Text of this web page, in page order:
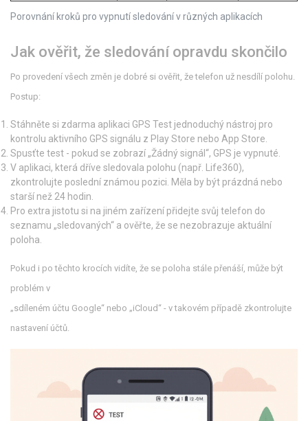
Porovnání kroků pro vypnutí sledování v různých aplikacích
Jak ověřit, že sledování opravdu skončilo
Po provedení všech změn je dobré si ověřit, že telefon už nesdílí polohu.
Postup:
Stáhněte si zdarma aplikaci GPS Test jednoduchý nástroj pro
kontrolu aktivního GPS signálu z Play Store nebo App Store.
Spusťte test - pokud se zobrazí „Žádný signál“, GPS je vypnuté.
V aplikaci, která dříve sledovala polohu (např. Life360),
zkontrolujte poslední známou pozici. Měla by být prázdná nebo
starší než 24 hodin.
Pro extra jistotu si na jiném zařízení přidejte svůj telefon do
seznamu „sledovaných“ a ověřte, že se nezobrazuje aktuální
poloha.
Pokud i po těchto krocích vidíte, že se poloha stále přenáší, může být
problém v
„sdíleném účtu Google“ nebo „iCloud“ - v takovém případě zkontrolujte
nastavení účtů.